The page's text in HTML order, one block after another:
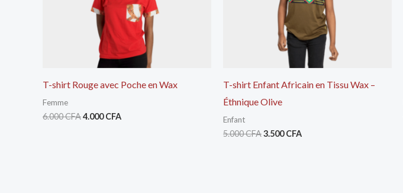
T-shirt Rouge avec Poche en Wax
Femme
6.000CFA4.000CFA
T-shirt Enfant Africain en Tissu Wax –
Éthnique Olive
Enfant
5.000CFA3.500CFA